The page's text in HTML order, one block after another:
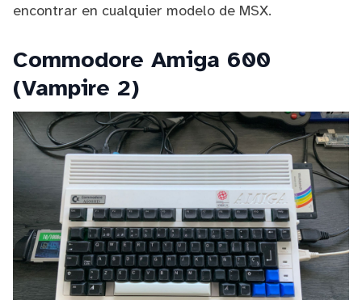
encontrar en cualquier modelo de MSX.
Commodore Amiga 600
(Vampire 2)